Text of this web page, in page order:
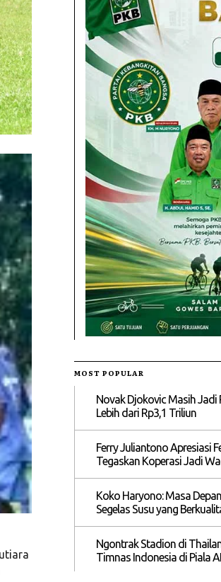
MOST POPULAR
Novak Djokovic Masih Jadi
Lebih dari Rp3,1 Triliun
Ferry Juliantono Apresiasi
Tegaskan Koperasi Jadi
Koko Haryono: Masa
Segelas Susu yang
Ngontrak Stadion di
Timnas Indonesia di Piala